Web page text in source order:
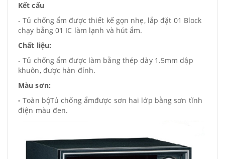
Kết cấu
- Tủ chống ẩm được thiết kế gọn nhẹ, lắp đặt 01 Block
chạy bằng 01 IC làm lạnh và hút ẩm.
Chất liệu:
- Tủ chống ẩm được làm bằng thép dày 1.5mm dập
khuôn, được hàn đính.
Màu sơn:
-Toàn bộTủ chống ẩmđược sơn hai lớp bằng sơn tĩnh
điện màu đen.